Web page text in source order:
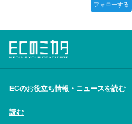
フォローする
ECのお役立ち情報・ニュースを読む
読む